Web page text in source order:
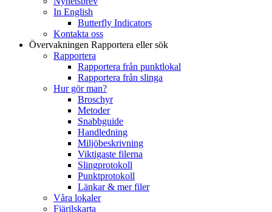
In English
Butterfly Indicators
Kontakta oss
Övervakningen Rapportera eller sök
Rapportera
Rapportera från punktlokal
Rapportera från slinga
Hur gör man?
Broschyr
Metoder
Snabbguide
Handledning
Miljöbeskrivning
Viktigaste filerna
Slingprotokoll
Punktprotokoll
Länkar & mer filer
Våra lokaler
Fjärilskarta